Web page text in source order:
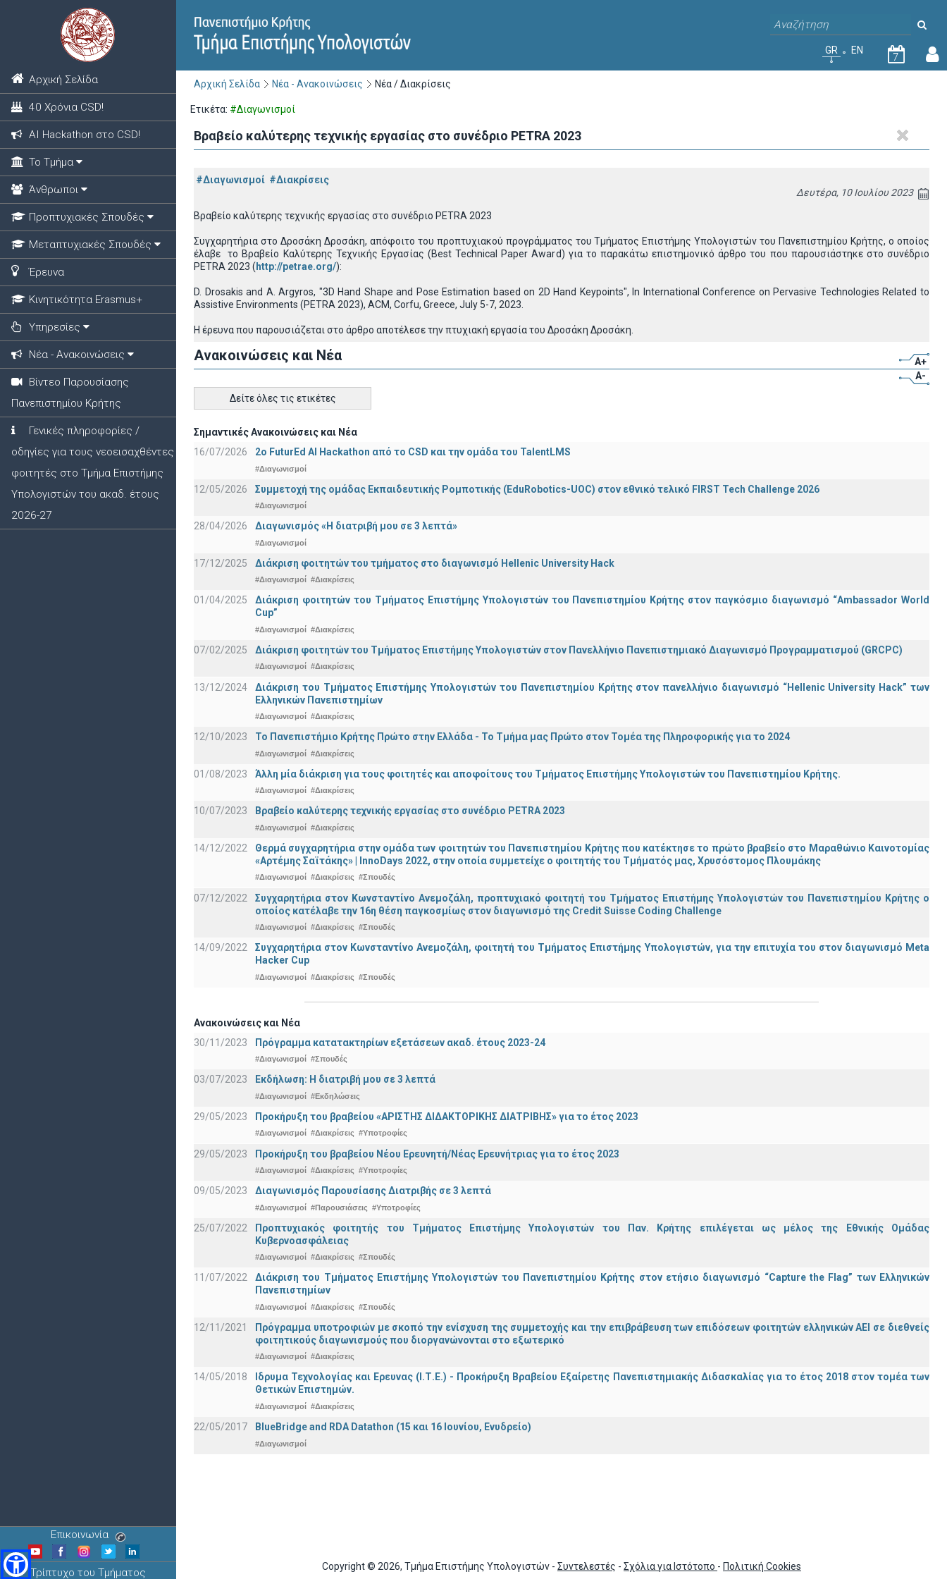
Αρχική Σελίδα
40 Χρόνια CSD!
ΑΙ Hackathon στο CSD!
Το Τμήμα
Άνθρωποι
Προπτυχιακές Σπουδές
Μεταπτυχιακές Σπουδές
Έρευνα
Κινητικότητα Erasmus+
Υπηρεσίες
Νέα - Ανακοινώσεις
Βίντεο Παρουσίασης
Πανεπιστημίου Κρήτης
Γενικές πληροφορίες /
οδηγίες για τους νεοεισαχθέντες
φοιτητές στο Τμήμα Επιστήμης
Υπολογιστών του ακαδ. έτους
2026-27
Επικοινωνία
Τρίπτυχο του Τμήματος
GR EN
7
Αρχική Σελίδα Νέα - Ανακοινώσεις Νέα / Διακρίσεις
Ετικέτα: #Διαγωνισμοί
Βραβείο καλύτερης τεχνικής εργασίας στο συνέδριο PETRA 2023
#Διαγωνισμοί #Διακρίσεις
Δευτέρα, 10 Ιουλίου 2023
Βραβείο καλύτερης τεχνικής εργασίας στο συνέδριο PETRA 2023
Συγχαρητήρια στο Δροσάκη Δροσάκη, απόφοιτο του προπτυχιακού προγράμματος του Τμήματος Επιστήμης Υπολογιστών του Πανεπιστημίου Κρήτης, ο οποίος
έλαβε το Βραβείο Καλύτερης Τεχνικής Εργασίας (Best Technical Paper Award) για το παρακάτω επιστημονικό άρθρο του που παρουσιάστηκε στο συνέδριο
PETRA 2023 ( http://petrae.org/):
D. Drosakis and A. Argyros, "3D Hand Shape and Pose Estimation based on 2D Hand Keypoints", In International Conference on Pervasive Technologies Related to
Assistive Environments (PETRA 2023), ACM, Corfu, Greece, July 5-7, 2023.
Η έρευνα που παρουσιάζεται στο άρθρο αποτέλεσε την πτυχιακή εργασία του Δροσάκη Δροσάκη.
Ανακοινώσεις και Νέα
A+
A-
Δείτε όλες τις ετικέτες
Σημαντικές Ανακοινώσεις και Νέα
16/07/2026
2o FuturEd AI Hackathon από το CSD και την ομάδα του TalentLMS
#Διαγωνισμοί
12/05/2026 Συμμετοχή της ομάδας Εκπαιδευτικής Ρομποτικής (EduRobotics-UOC) στον εθνικό τελικό FIRST Tech Challenge 2026
#Διαγωνισμοί
28/04/2026 Διαγωνισμός «Η διατριβή μου σε 3 λεπτά»
#Διαγωνισμοί
17/12/2025 Διάκριση φοιτητών του τμήματος στο διαγωνισμό Hellenic University Hack
#Διαγωνισμοί #Διακρίσεις
01/04/2025
Διάκριση φοιτητών του Τμήματος Επιστήμης Υπολογιστών του Πανεπιστημίου Κρήτης στον παγκόσμιο διαγωνισμό “Ambassador World
Cup”
#Διαγωνισμοί #Διακρίσεις
07/02/2025 Διάκριση φοιτητών του Τμήματος Επιστήμης Υπολογιστών στον Πανελλήνιο Πανεπιστημιακό Διαγωνισμό Προγραμματισμού (GRCPC)
#Διαγωνισμοί #Διακρίσεις
13/12/2024
Διάκριση του Τμήματος Επιστήμης Υπολογιστών του Πανεπιστημίου Κρήτης στον πανελλήνιο διαγωνισμό “Hellenic University Hack” των
Ελληνικών Πανεπιστημίων
#Διαγωνισμοί #Διακρίσεις
12/10/2023 Το Πανεπιστήμιο Κρήτης Πρώτο στην Ελλάδα - Το Τμήμα μας Πρώτο στον Τομέα της Πληροφορικής για το 2024
#Διαγωνισμοί #Διακρίσεις
01/08/2023 Άλλη μία διάκριση για τους φοιτητές και αποφοίτους του Τμήματος Επιστήμης Υπολογιστών του Πανεπιστημίου Κρήτης.
#Διαγωνισμοί #Διακρίσεις
10/07/2023 Βραβείο καλύτερης τεχνικής εργασίας στο συνέδριο PETRA 2023
#Διαγωνισμοί #Διακρίσεις
14/12/2022
Θερμά συγχαρητήρια στην ομάδα των φοιτητών του Πανεπιστημίου Κρήτης που κατέκτησε το πρώτο βραβείο στο Μαραθώνιο Καινοτομίας
«Αρτέμης Σαϊτάκης» | InnoDays 2022, στην οποία συμμετείχε ο φοιτητής του Τμήματός μας, Χρυσόστομος Πλουμάκης
#Διαγωνισμοί #Διακρίσεις #Σπουδές
07/12/2022
Συγχαρητήρια στον Κωνσταντίνο Ανεμοζάλη, προπτυχιακό φοιτητή του Τμήματος Επιστήμης Υπολογιστών του Πανεπιστημίου Κρήτης ο
οποίος κατέλαβε την 16η θέση παγκοσμίως στον διαγωνισμό της Credit Suisse Coding Challenge
#Διαγωνισμοί #Διακρίσεις #Σπουδές
14/09/2022
Συγχαρητήρια στον Κωνσταντίνο Ανεμοζάλη, φοιτητή του Τμήματος Επιστήμης Υπολογιστών, για την επιτυχία του στον διαγωνισμό Meta
Hacker Cup
#Διαγωνισμοί #Διακρίσεις #Σπουδές
Ανακοινώσεις και Νέα
30/11/2023
Πρόγραμμα κατατακτηρίων εξετάσεων ακαδ. έτους 2023-24
#Διαγωνισμοί #Σπουδές
03/07/2023 Εκδήλωση: Η διατριβή μου σε 3 λεπτά
#Διαγωνισμοί #Εκδηλώσεις
29/05/2023 Προκήρυξη του βραβείου «ΑΡΙΣΤΗΣ ΔΙΔΑΚΤΟΡΙΚΗΣ ΔΙΑΤΡΙΒΗΣ» για το έτος 2023
#Διαγωνισμοί #Διακρίσεις #Υποτροφίες
29/05/2023 Προκήρυξη του βραβείου Νέου Ερευνητή/Νέας Ερευνήτριας για το έτος 2023
#Διαγωνισμοί #Διακρίσεις #Υποτροφίες
09/05/2023 Διαγωνισμός Παρουσίασης Διατριβής σε 3 λεπτά
#Διαγωνισμοί #Παρουσιάσεις #Υποτροφίες
25/07/2022
Προπτυχιακός φοιτητής του Τμήματος Επιστήμης Υπολογιστών του Παν. Κρήτης επιλέγεται ως μέλος της Εθνικής Ομάδας
Κυβερνοασφάλειας
#Διαγωνισμοί #Διακρίσεις #Σπουδές
11/07/2022
Διάκριση του Τμήματος Επιστήμης Υπολογιστών του Πανεπιστημίου Κρήτης στον ετήσιο διαγωνισμό “Capture the Flag” των Ελληνικών
Πανεπιστημίων
#Διαγωνισμοί #Διακρίσεις #Σπουδές
12/11/2021
Πρόγραμμα υποτροφιών με σκοπό την ενίσχυση της συμμετοχής και την επιβράβευση των επιδόσεων φοιτητών ελληνικών ΑΕΙ σε διεθνείς
φοιτητικούς διαγωνισμούς που διοργανώνονται στο εξωτερικό
#Διαγωνισμοί #Διακρίσεις
14/05/2018
Ιδρυμα Τεχνολογίας και Ερευνας (Ι.Τ.Ε.) - Προκήρυξη Βραβείου Εξαίρετης Πανεπιστημιακής Διδασκαλίας για το έτος 2018 στον τομέα των
Θετικών Επιστημών.
#Διαγωνισμοί #Διακρίσεις
22/05/2017 BlueBridge and RDA Datathon (15 και 16 Ιουνίου, Ενυδρείο)
#Διαγωνισμοί
Copyright © 2026, Τμήμα Επιστήμης Υπολογιστών - Συντελεστές - Σχόλια για Ιστότοπο - Πολιτική Cookies